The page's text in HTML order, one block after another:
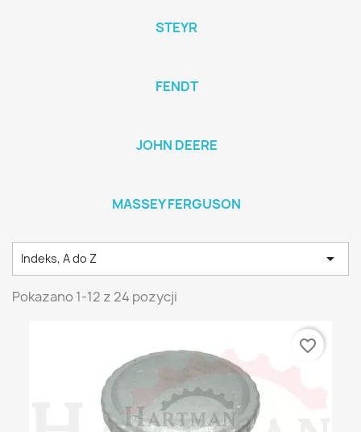
STEYR
FENDT
JOHN DEERE
MASSEY FERGUSON
Indeks, A do Z 
Pokazano 1-12 z 24 pozycji
favorite_border